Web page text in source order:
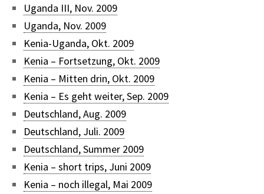
Uganda III, Nov. 2009
Uganda, Nov. 2009
Kenia-Uganda, Okt. 2009
Kenia – Fortsetzung, Okt. 2009
Kenia – Mitten drin, Okt. 2009
Kenia – Es geht weiter, Sep. 2009
Deutschland, Aug. 2009
Deutschland, Juli. 2009
Deutschland, Summer 2009
Kenia – short trips, Juni 2009
Kenia – noch illegal, Mai 2009